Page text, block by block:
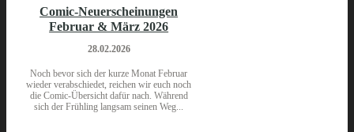
Comic-Neuerscheinungen
Februar & März 2026
28.02.2026
Noch bevor sich der kurze Monat Februar
wieder verabschiedet, reichen wir euch noch
die Comic-Übersicht dafür nach. Während
sich der Frühling langsam seinen Weg...